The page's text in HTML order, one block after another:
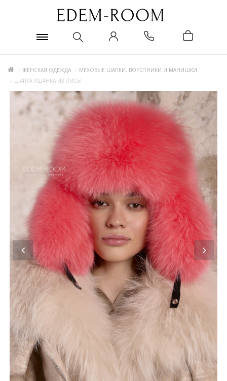
ЖЕНСКАЯ ОДЕЖДА
МЕХОВЫЕ ШАПКИ, ВОРОТНИКИ И МАНИШКИ
ШАПКА УШАНКА ИЗ ЛИСЫ